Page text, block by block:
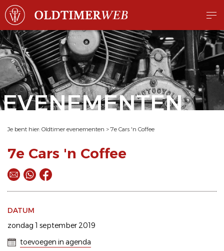
EVENEMENTEN
Je bent hier: Oldtimer evenementen > 7e Cars 'n Coffee
7e Cars 'n Coffee
DATUM
zondag 1 september 2019
toevoegen in agenda